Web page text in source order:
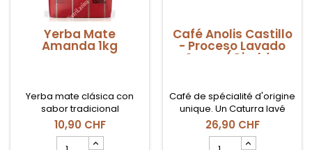
Yerba Mate
Amanda 1kg
Yerba mate clásica con
sabor tradicional
argentino.
10,90 CHF
Café Anolis Castillo
- Proceso Lavado
Suave (Giraldo,
Café de spécialité d'origine
unique. Un Caturra lavé
avec "Medium Toasting"
précise qu'il met en valeur
son acidité naturelle et ses
26,90 CHF